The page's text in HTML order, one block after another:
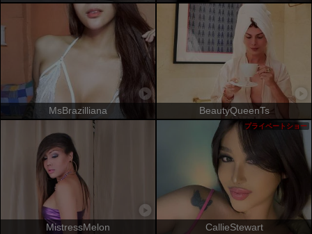
MsBrazilliana BeautyQueenTs
MistressMelon CallieStewart
プライベートショー